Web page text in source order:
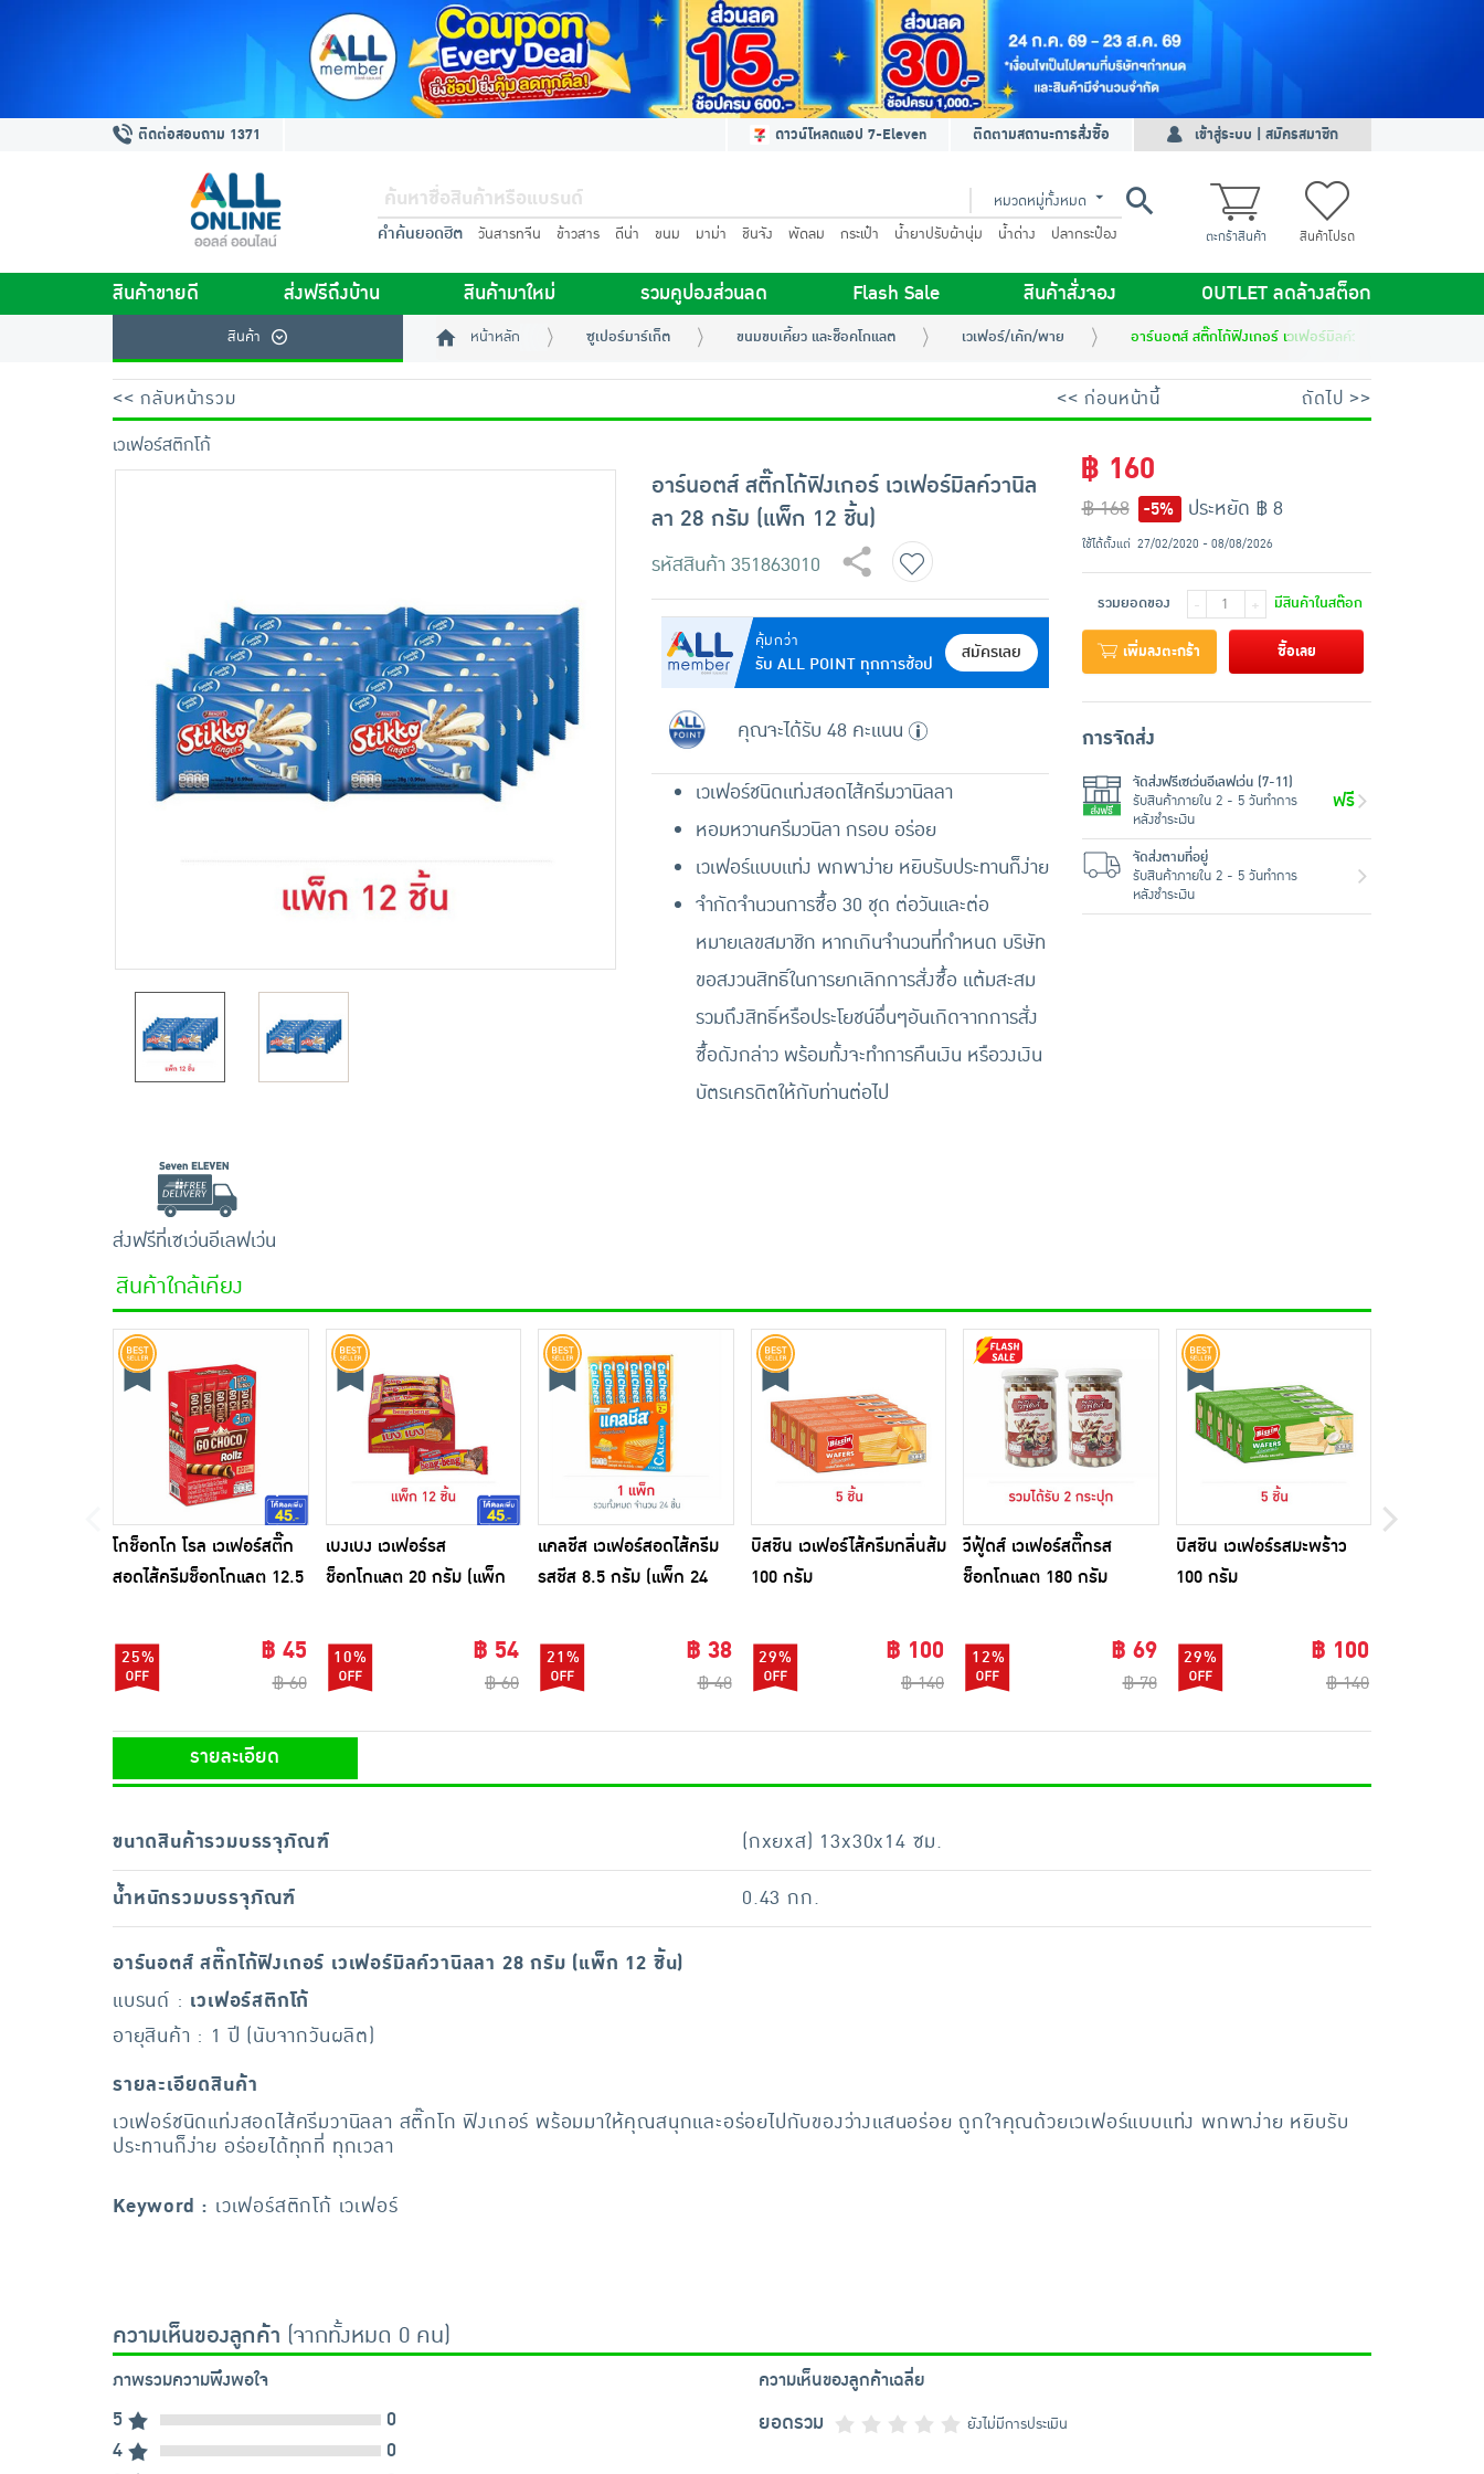
ติดต่อสอบถาม 1371 ดาวน์โหลดแอป 7-Eleven ติดตามสถานะการสั่งซื้อ เข้าสู่ระบบ | สมัครสมาชิก
หมวดหมู่ทั้งหมด
คำค้นยอดฮิต วันสารทจีน ข้าวสาร ดีน่า ขนม มาม่า ชินจัง พัดลม กระเป๋า น้ำยาปรับผ้านุ่ม น้ำด่าง ปลากระป๋อง ตะกร้าสินค้า สินค้าโปรด
สินค้าขายดี ส่งฟรีถึงบ้าน สินค้ามาใหม่ รวมคูปองส่วนลด Flash Sale สินค้าสั่งจอง OUTLET ลดล้างสต็อก
สินค้า หน้าหลัก ซูเปอร์มาร์เก็ต ขนมขบเคี้ยว และช็อคโกแลต เวเฟอร์/เค้ก/พาย อาร์นอตส์ สติ๊กโก้ฟิงเกอร์ เวเฟอร์มิลค์วานิลลา 28 กรัม (แพ็
<< กลับหน้ารวม << ก่อนหน้านี้
ถัดไป >>
เวเฟอร์สติกโก้
อาร์นอตส์ สติ๊กโก้ฟิงเกอร์ เวเฟอร์มิลค์วานิล
ลา 28 กรัม (แพ็ก 12 ชิ้น)
รหัสสินค้า 351863010
คุ้มกว่า
รับ ALL POINT ทุกการช้อป
สมัครเลย
คุณจะได้รับ 48 คะแนน
เวเฟอร์ชนิดแท่งสอดไส้ครีมวานิลลา
หอมหวานครีมวนิลา กรอบ อร่อย
เวเฟอร์แบบแท่ง พกพาง่าย หยิบรับประทานก็ง่าย
จำกัดจำนวนการซื้อ 30 ชุด ต่อวันและต่อ
หมายเลขสมาชิก หากเกินจำนวนที่กำหนด บริษัท
ขอสงวนสิทธิ์ในการยกเลิกการสั่งซื้อ แต้มสะสม
รวมถึงสิทธิ์หรือประโยชน์อื่นๆอันเกิดจากการสั่ง
ซื้อดังกล่าว พร้อมทั้งจะทำการคืนเงิน หรือวงเงิน
บัตรเครดิตให้กับท่านต่อไป
฿ 160
฿ 168 -5% ประหยัด ฿ 8
ใช้ได้ตั้งแต่ 27/02/2020 - 08/08/2026
รวมยอดของ - + มีสินค้าในสต๊อก
เพิ่มลงตะกร้า ซื้อเลย
การจัดส่ง
จัดส่งฟรีเซเว่นอีเลฟเว่น (7-11)
รับสินค้าภายใน 2 - 5 วันทำการ
หลังชำระเงิน
ฟรี
จัดส่งตามที่อยู่
รับสินค้าภายใน 2 - 5 วันทำการ
หลังชำระเงิน
ส่งฟรีที่เซเว่นอีเลฟเว่น
สินค้าใกล้เคียง
โกช็อกโก โรล เวเฟอร์สติ๊ก
สอดไส้ครีมช็อกโกแลต 12.5
25% ฿ 45
฿ 60
เบงเบง เวเฟอร์รส
ช็อกโกแลต 20 กรัม (แพ็ก
10% ฿ 54
฿ 60
แคลชีส เวเฟอร์สอดไส้ครีม
รสชีส 8.5 กรัม (แพ็ก 24
21% ฿ 38
฿ 48
บิสชิน เวเฟอร์ไส้ครีมกลิ่นส้ม
100 กรัม
29% ฿ 100
฿ 140
วีฟู้ดส์ เวเฟอร์สติ๊กรส
ช็อกโกแลต 180 กรัม
12% ฿ 69
฿ 78
บิสชิน เวเฟอร์รสมะพร้าว
100 กรัม
29% ฿ 100
฿ 140
รายละเอียด
ขนาดสินค้ารวมบรรจุภัณฑ์
(กxยxส) 13x30x14 ซม.
น้ำหนักรวมบรรจุภัณฑ์
0.43 กก.
อาร์นอตส์ สติ๊กโก้ฟิงเกอร์ เวเฟอร์มิลค์วานิลลา 28 กรัม (แพ็ก 12 ชิ้น)
แบรนด์ : เวเฟอร์สติกโก้
อายุสินค้า : 1 ปี (นับจากวันผลิต)
รายละเอียดสินค้า
เวเฟอร์ชนิดแท่งสอดไส้ครีมวานิลลา สติ๊กโก ฟิงเกอร์ พร้อมมาให้คุณสนุกและอร่อยไปกับของว่างแสนอร่อย ถูกใจคุณด้วยเวเฟอร์แบบแท่ง พกพาง่าย หยิบรับ
ประทานก็ง่าย อร่อยได้ทุกที่ ทุกเวลา
Keyword : เวเฟอร์สติกโก้ เวเฟอร์
ความเห็นของลูกค้า (จากทั้งหมด 0 คน)
ภาพรวมความพึงพอใจ
5
0
4
0
ความเห็นของลูกค้าเฉลี่ย
ยอดรวม ยังไม่มีการประเมิน